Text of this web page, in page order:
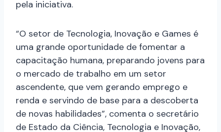
pela iniciativa.
“O setor de Tecnologia, Inovação e Games é
uma grande oportunidade de fomentar a
capacitação humana, preparando jovens para
o mercado de trabalho em um setor
ascendente, que vem gerando emprego e
renda e servindo de base para a descoberta
de novas habilidades”, comenta o secretário
de Estado da Ciência, Tecnologia e Inovação,